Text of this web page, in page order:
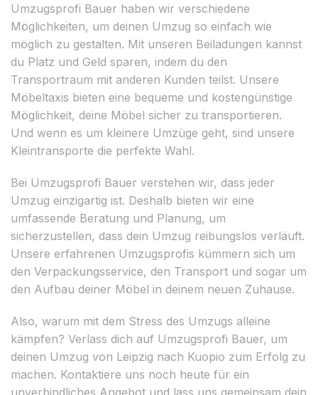
Umzugsprofi Bauer haben wir verschiedene
Möglichkeiten, um deinen Umzug so einfach wie
möglich zu gestalten. Mit unseren Beiladungen kannst
du Platz und Geld sparen, indem du den
Transportraum mit anderen Kunden teilst. Unsere
Möbeltaxis bieten eine bequeme und kostengünstige
Möglichkeit, deine Möbel sicher zu transportieren.
Und wenn es um kleinere Umzüge geht, sind unsere
Kleintransporte die perfekte Wahl.
Bei Umzugsprofi Bauer verstehen wir, dass jeder
Umzug einzigartig ist. Deshalb bieten wir eine
umfassende Beratung und Planung, um
sicherzustellen, dass dein Umzug reibungslos verläuft.
Unsere erfahrenen Umzugsprofis kümmern sich um
den Verpackungsservice, den Transport und sogar um
den Aufbau deiner Möbel in deinem neuen Zuhause.
Also, warum mit dem Stress des Umzugs alleine
kämpfen? Verlass dich auf Umzugsprofi Bauer, um
deinen Umzug von Leipzig nach Kuopio zum Erfolg zu
machen. Kontaktiere uns noch heute für ein
unverbindliches Angebot und lass uns gemeinsam dein